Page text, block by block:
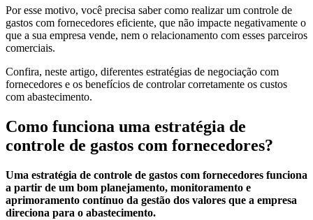
Por esse motivo, você precisa saber como realizar um controle de
gastos com fornecedores eficiente, que não impacte negativamente o
que a sua empresa vende, nem o relacionamento com esses parceiros
comerciais.
Confira, neste artigo, diferentes estratégias de negociação com
fornecedores e os benefícios de controlar corretamente os custos
com abastecimento.
Como funciona uma estratégia de
controle de gastos com fornecedores?
Uma estratégia de controle de gastos com fornecedores funciona
a partir de um bom planejamento, monitoramento e
aprimoramento contínuo da gestão dos valores que a empresa
direciona para o abastecimento.